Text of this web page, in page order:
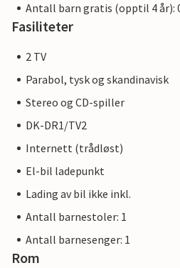
Antall barn gratis (opptil 4 år):
Fasiliteter
2 TV
Parabol, tysk og skandinavisk
Stereo og CD-spiller
DK-DR1/TV2
Internett (trådløst)
El-bil ladepunkt
Lading av bil ikke inkl.
Antall barnestoler: 1
Antall barnesenger: 1
Rom